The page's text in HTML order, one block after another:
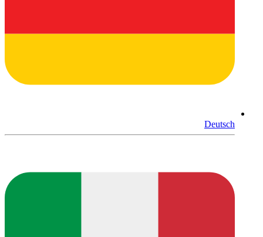
Deutsch